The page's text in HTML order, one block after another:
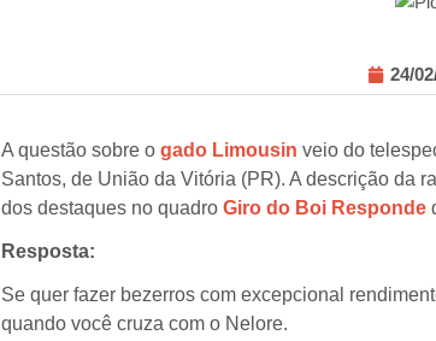
24/
A questão sobre o gado Limousin veio do
Santos, de União da Vitória (PR). A descrição da
dos destaques no quadro Giro do Boi Responde
Resposta:
Se quer fazer bezerros com excepcional
quando você cruza com o Nelore.